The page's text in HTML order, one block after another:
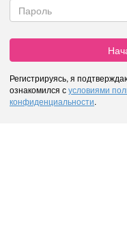
Регистрируясь, я
ознакомился сусловиями
конфиденциальности.